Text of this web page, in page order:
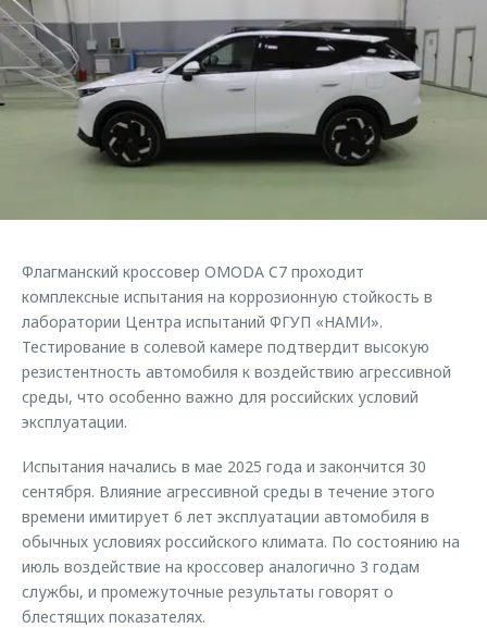
Страхование
Кредитный калькулятор
Аксессуары
Одежда и сувениры
Оригинальные аксессуары
Калькулятор трейд-ин
Клиентская поддержка
O&J Автоклуб
Клуб владельцев OMODA
Приложение O&J
Одежда и сувениры
Обратная связь
Флагманский кроссовер OMODA C7 проходит
комплексные испытания на коррозионную стойкость в
лаборатории Центра испытаний ФГУП «НАМИ».
Тестирование в солевой камере подтвердит высокую
резистентность автомобиля к воздействию агрессивной
среды, что особенно важно для российских условий
эксплуатации.
Испытания начались в мае 2025 года и закончится 30
сентября. Влияние агрессивной среды в течение этого
времени имитирует 6 лет эксплуатации автомобиля в
обычных условиях российского климата. По состоянию на
июль воздействие на кроссовер аналогично 3 годам
службы, и промежуточные результаты говорят о
блестящих показателях.